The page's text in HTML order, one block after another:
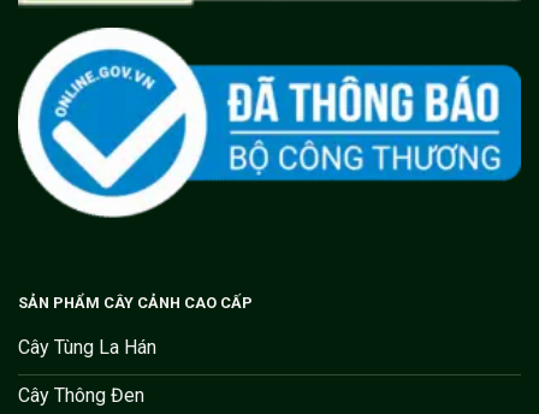
SẢN PHẨM CÂY CẢNH CAO CẤP
Cây Tùng La Hán
Cây Thông Đen